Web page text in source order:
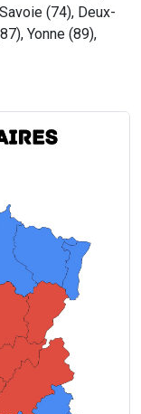
(74), Deux-
Yonne (89),